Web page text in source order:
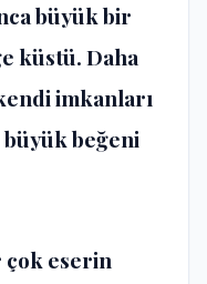
büyük bir
küstü. Daha
imkanları
büyük beğeni
çok eserin